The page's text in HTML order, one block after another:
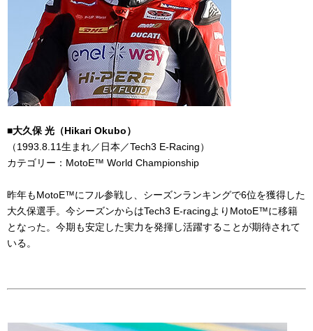
■大久保 光（Hikari Okubo）
（1993.8.11生まれ／日本／Tech3 E-Racing）
カテゴリー： MotoE™ World Championship
昨年もMotoE™にフル参戦し、 シーズンランキングで6位を獲得した
大久保選手。今シーズンからはTech3 E-racingより MotoE™に移籍
となった。今期も安定した実力を発揮し活躍することが期待されて
いる。